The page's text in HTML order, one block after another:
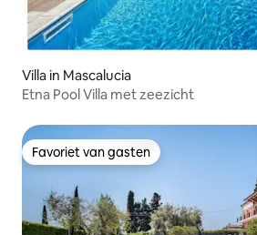
Villa in Mascalucia
Etna Pool Villa met zeezicht
Favoriet van gasten
Favoriet van gasten